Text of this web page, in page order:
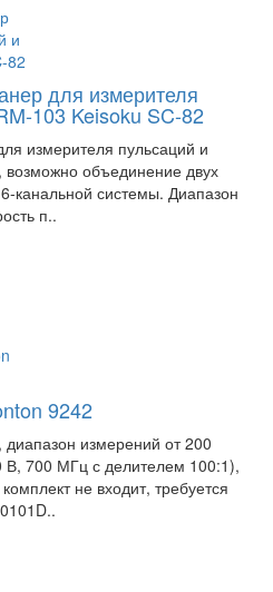
для измерителя
103 Keisoku SC-82
измерителя пульсаций и
объединение двух
канальной системы. Диапазон
п..
9242
измерений от 200
700 МГц с делителем 100:1),
не входит, требуется